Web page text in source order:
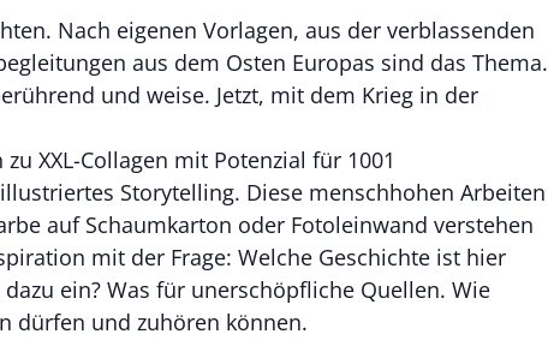
Nach eigenen Vorlagen, aus der verblassenden
aus dem Osten Europas sind das Thema.
und weise. Jetzt, mit dem Krieg in der
XXL-Collagen mit Potenzial für 1001
Storytelling. Diese menschhohen Arbeiten
auf Schaumkarton oder Fotoleinwand verstehen
mit der Frage: Welche Geschichte ist hier
ein? Was für unerschöpfliche Quellen. Wie
dürfen und zuhören können.